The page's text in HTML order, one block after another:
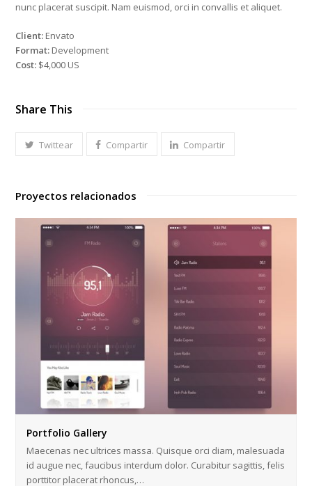
nunc placerat suscipit. Nam euismod, orci in convallis et aliquet.
Client: Envato
Format: Development
Cost: $4,000 US
Share This
Twittear Compartir Compartir
Proyectos relacionados
Portfolio Gallery
Maecenas nec ultrices massa. Quisque orci diam, malesuada
id augue nec, faucibus interdum dolor. Curabitur sagittis, felis
porttitor placerat rhoncus,…